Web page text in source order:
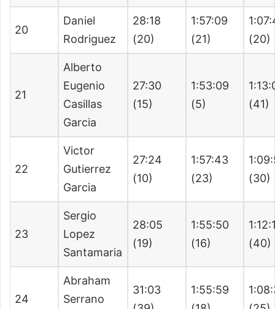
20
Daniel
Rodriguez
28:18
(20)
1:57:09
(21)
(20)
21
Alberto
Eugenio
Casillas
Garcia
27:30
(15)
1:53:09
(5)
(41)
22
Victor
Gutierrez
Garcia
27:24
(10)
1:57:43
(23)
(30)
23
Sergio
Lopez
Santamaria
28:05
(19)
1:55:50
(16)
(40)
24
Abraham
Serrano
31:03
1:55:59